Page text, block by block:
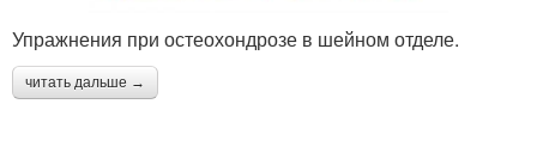
Упражнения при остеохондрозе в шейном отделе.
читать дальше →